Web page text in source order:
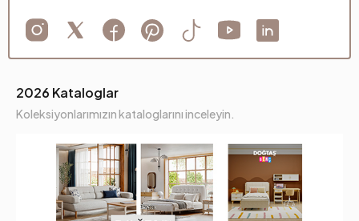
2026 Kataloglar
Koleksiyonlarımızın kataloglarını inceleyin.